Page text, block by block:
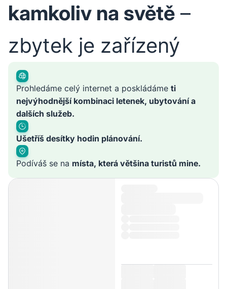
kamkoliv na světě –
zbytek je zařízený
Prohledáme celý internet a poskládáme ti
nejvýhodnější kombinaci letenek, ubytování a
dalších služeb.
Ušetříš desítky hodin plánování.
Podíváš se na místa, která většina turistů mine.